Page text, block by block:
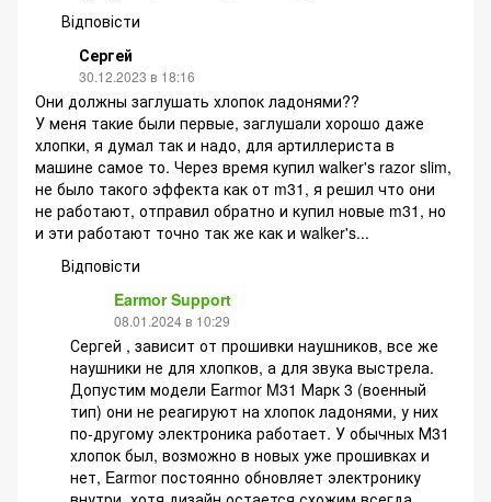
Відповісти
Сергей
30.12.2023 в 18:16
Они должны заглушать хлопок ладонями??
У меня такие были первые, заглушали хорошо даже
хлопки, я думал так и надо, для артиллериста в
машине самое то. Через время купил walker's razor slim,
не было такого эффекта как от m31, я решил что они
не работают, отправил обратно и купил новые m31, но
и эти работают точно так же как и walker's...
Відповісти
Earmor Support
08.01.2024 в 10:29
Сергей , зависит от прошивки наушников, все же
наушники не для хлопков, а для звука выстрела.
Допустим модели Earmor M31 Марк 3 (военный
тип) они не реагируют на хлопок ладонями, у них
по-другому электроника работает. У обычных М31
хлопок был, возможно в новых уже прошивках и
нет, Earmor постоянно обновляет электронику